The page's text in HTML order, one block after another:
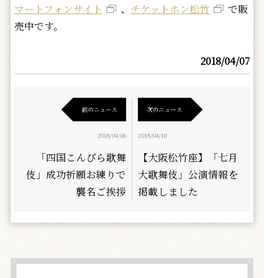
マートフォンサイト
、 チケットホン松竹
で販
売中です。
2018/04/07
前のニュース
2018/04/06
「四国こんぴら歌舞
伎」成功祈願お練りで
襲名ご挨拶
次のニュース
2018/04/10
【大阪松竹座】「七月
大歌舞伎」公演情報を
掲載しました